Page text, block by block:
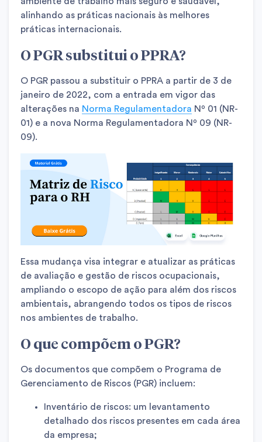
alinhando as práticas nacionais às melhores
práticas internacionais.
O PGR substitui o PPRA?
O PGR passou a substituir o PPRA a partir de 3 de
janeiro de 2022, com a entrada em vigor das
alterações na Norma Regulamentadora Nº 01 (NR-
01) e a nova Norma Regulamentadora Nº 09 (NR-
09).
Essa mudança visa integrar e atualizar as práticas
de avaliação e gestão de riscos ocupacionais,
ampliando o escopo de ação para além dos riscos
ambientais, abrangendo todos os tipos de riscos
nos ambientes de trabalho.
O que compõem o PGR?
Os documentos que compõem o Programa de
Gerenciamento de Riscos (PGR) incluem:
Inventário de riscos: um levantamento
detalhado dos riscos presentes em cada área
da empresa;